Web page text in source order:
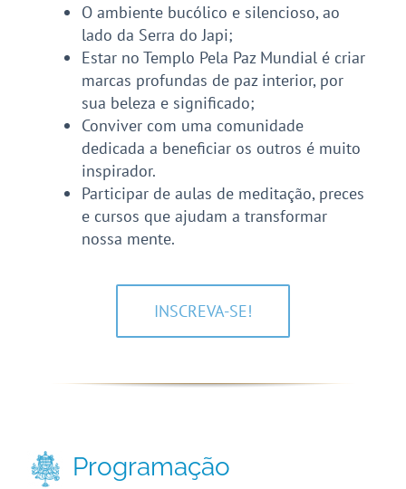
O ambiente bucólico e silencioso, ao
lado da Serra do Japi;
Estar no Templo Pela Paz Mundial é criar
marcas profundas de paz interior, por
sua beleza e significado;
Conviver com uma comunidade
dedicada a beneficiar os outros é muito
inspirador.
Participar de aulas de meditação, preces
e cursos que ajudam a transformar
nossa mente.
INSCREVA-SE!
Programação